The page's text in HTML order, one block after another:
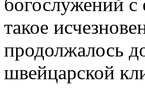
такое
продолжалось
швейцарской